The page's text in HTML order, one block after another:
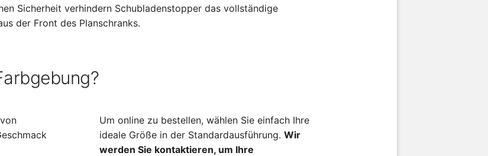
Sicherheit verhindern Schubladenstopper das vollständige
der Front des Planschranks.
Um online zu bestellen, wählen Sie einfach Ihre
ideale Größe in der Standardausführung.Wir
werden Sie kontaktieren, um Ihre